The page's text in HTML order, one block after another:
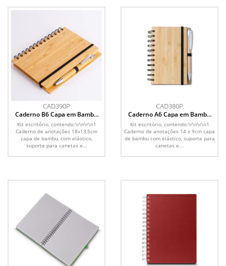
CAD390P
Caderno B6 Capa em Bambu
com caneta (18x13cm)
Kit escritório, contendo:\r\n\r\n1
Caderno de anotações 18x13,5cm
capa de bambu, com elástico,
suporte para canetas e...
CAD380P
Caderno A6 Capa em Bambu
com caneta (14x09cm)
Kit escritório, contendo:\r\n\r\n1
Caderno de anotações 14 x 9cm capa
de bambu com elástico, suporte para
canetas e...